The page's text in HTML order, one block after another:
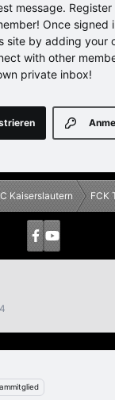
message.
Once signed
site by adding your
with other
private inbox!
Kaiserslautern FCK